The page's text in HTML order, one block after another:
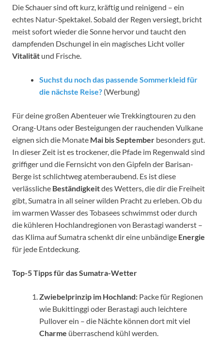
Die Schauer sind oft kurz, kräftig und reinigend – ein
echtes Natur-Spektakel. Sobald der Regen versiegt, bricht
meist sofort wieder die Sonne hervor und taucht den
dampfenden Dschungel in ein magisches Licht voller
Vitalität und Frische.
Suchst du noch das passende Sommerkleid für
die nächste Reise? (Werbung)
Für deine großen Abenteuer wie Trekkingtouren zu den
Orang-Utans oder Besteigungen der rauchenden Vulkane
eignen sich die Monate Mai bis September besonders gut.
In dieser Zeit ist es trockener, die Pfade im Regenwald sind
griffiger und die Fernsicht von den Gipfeln der Barisan-
Berge ist schlichtweg atemberaubend. Es ist diese
verlässliche Beständigkeitdes Wetters, die dir die Freiheit
gibt, Sumatra in all seiner wilden Pracht zu erleben. Ob du
im warmen Wasser des Tobasees schwimmst oder durch
die kühleren Hochlandregionen von Berastagi wanderst –
das Klima auf Sumatra schenkt dir eine unbändige Energie
für jede Entdeckung.
Top-5 Tipps für das Sumatra-Wetter
Zwiebelprinzip im Hochland: Packe für Regionen
wie Bukittinggi oder Berastagi auch leichtere
Pullover ein – die Nächte können dort mit viel
Charme überraschend kühl werden.